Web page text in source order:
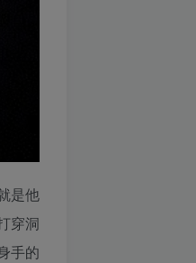
是他
穿洞
手的